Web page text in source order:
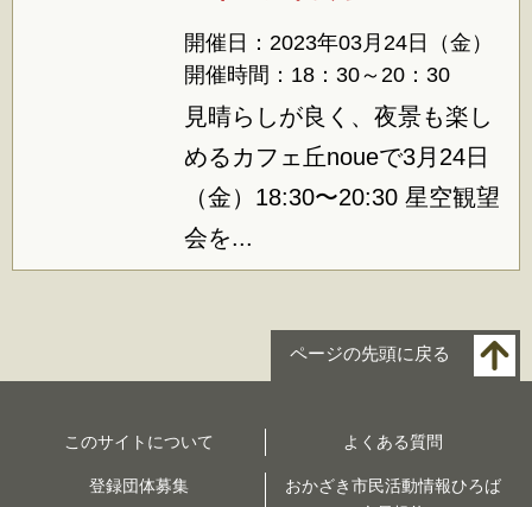
開催日：2023年03月24日（金）
開催時間：18：30～20：30
見晴らしが良く、夜景も楽し
めるカフェ丘noueで3月24日
（金）18:30〜20:30 星空観望
会を...
ページの先頭に戻る
このサイトについて よくある質問
登録団体募集
おかざき市民活動情報ひろば